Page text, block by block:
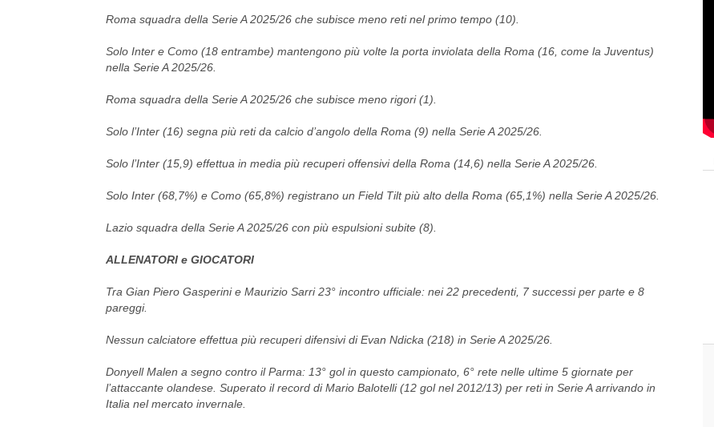
Roma squadra della Serie A 2025/26 che subisce meno reti nel primo tempo (10).
Solo Inter e Como (18 entrambe) mantengono più volte la porta inviolata della Roma (16, come la Juventus)
nella Serie A 2025/26.
Roma squadra della Serie A 2025/26 che subisce meno rigori (1).
Solo l’Inter (16) segna più reti da calcio d’angolo della Roma (9) nella Serie A 2025/26.
Solo l’Inter (15,9) effettua in media più recuperi offensivi della Roma (14,6) nella Serie A 2025/26.
Solo Inter (68,7%) e Como (65,8%) registrano un Field Tilt più alto della Roma (65,1%) nella Serie A 2025/26.
Lazio squadra della Serie A 2025/26 con più espulsioni subite (8).
ALLENATORI e GIOCATORI
Tra Gian Piero Gasperini e Maurizio Sarri 23° incontro ufficiale: nei 22 precedenti, 7 successi per parte e 8
pareggi.
Nessun calciatore effettua più recuperi difensivi di Evan Ndicka (218) in Serie A 2025/26.
Donyell Malen a segno contro il Parma: 13° gol in questo campionato, 6° rete nelle ultime 5 giornate per
l’attaccante olandese. Superato il record di Mario Balotelli (12 gol nel 2012/13) per reti in Serie A arrivando in
Italia nel mercato invernale.